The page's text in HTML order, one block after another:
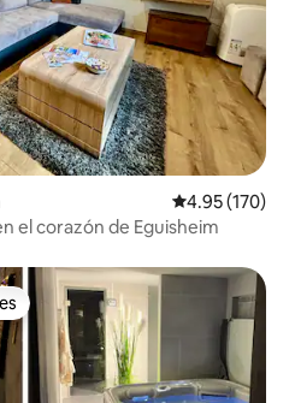
Calificación
4.95 (170)
el corazón de Eguisheim
huéspedes